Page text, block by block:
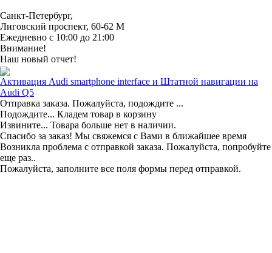
Санкт-Петербург,
Лиговский проспект, 60-62 М
Ежедневно с 10:00 до 21:00
Внимание!
Наш новый отчет!
Активация Audi smartphone interface и Штатной навигации на
Audi Q5
Отправка заказа. Пожалуйста, подождите ...
Подождите... Кладем товар в корзину
Извините... Товара больше нет в наличии.
Спасибо за заказ! Мы свяжемся с Вами в ближайшее время
Возникла проблема с отправкой заказа. Пожалуйста, попробуйте
еще раз..
Пожалуйста, заполните все поля формы перед отправкой.